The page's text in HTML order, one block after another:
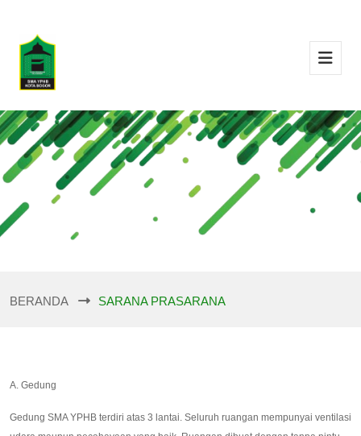
BERANDA SARANA PRASARANA
A. Gedung
Gedung SMA YPHB terdiri atas 3 lantai. Seluruh ruangan mempunyai ventilasi